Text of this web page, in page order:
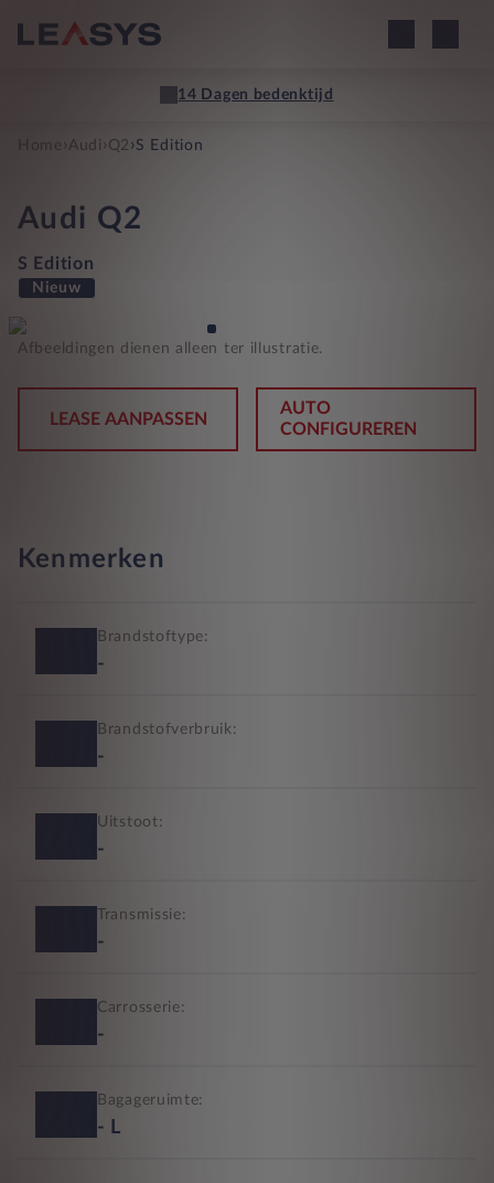
14 Dagen bedenktijd
Home Audi › Q2 ›S Edition
Audi Q2
S Edition
Nieuw
Afbeeldingen dienen alleen ter illustratie.
LEASE AANPASSEN
AUTO
CONFIGUREREN
Kenmerken
Brandstoftype:
-
Brandstofverbruik:
-
Uitstoot:
-
Transmissie:
-
Carrosserie:
-
Bagageruimte:
- L